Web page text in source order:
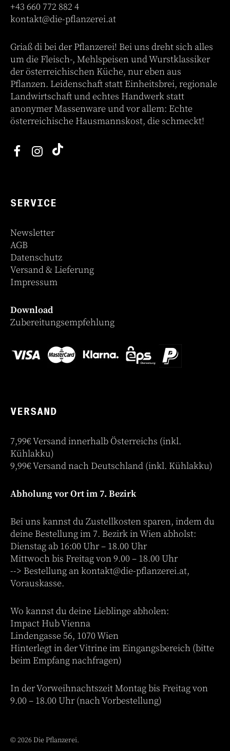
+43 660 772 882 4
kontakt@die-pflanzerei.at
Griaß di bei der Pflanzerei! Bei uns dreht sich alles
um die Fleisch-, Mehlspeisen und Wurstklassiker
der österreichischen Küche, nur eben aus
Pflanzen. Leidenschaft statt Einheitsbrei, regionale
Landwirtschaft und echtes Handwerk statt
anonymer Massenware und vor allem: Echte
österreichische Hausmannskost, die schmeckt!
SERVICE
Newsletter
AGB
Datenschutz
Versand & Lieferung
Impressum
Download
Zubereitungsempfehlung
VERSAND
7,99€ Versand innerhalb Österreichs (inkl.
Kühlakku)
9,99€ Versand nach Deutschland (inkl. Kühlakku)
Abholung vor Ort im 7. Bezirk
Bei uns kannst du Zustellkosten sparen, indem du
deine Bestellung im 7. Bezirk in Wien abholst:
Dienstag ab 16:00 Uhr – 18.00 Uhr
Mittwoch bis Freitag von 9.00 – 18.00 Uhr
--> Bestellung ankontakt@die-pflanzerei.at,
Vorauskasse.
Wo kannst du deine Lieblinge abholen:
Impact Hub Vienna
Lindengasse 56, 1070 Wien
Hinterlegt in der Vitrine im Eingangsbereich (bitte
beim Empfang nachfragen)
In der Vorweihnachtszeit Montag bis Freitag von
9.00 – 18.00 Uhr (nach Vorbestellung)
© 2026 Die Pflanzerei.